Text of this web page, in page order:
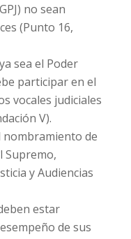
no sean
(Punto 16,
sea el Poder
participar en el
vocales judiciales
V).
nombramiento de
Supremo,
y Audiencias
estar
de sus